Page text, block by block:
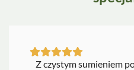
Z czystym sumieniem